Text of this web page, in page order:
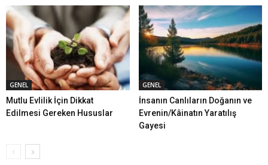
GENEL
Mutlu Evlilik İçin Dikkat
Edilmesi Gereken Hususlar
GENEL
İnsanın Canlıların Doğanın ve
Evrenin/Kâinatın Yaratılış
Gayesi